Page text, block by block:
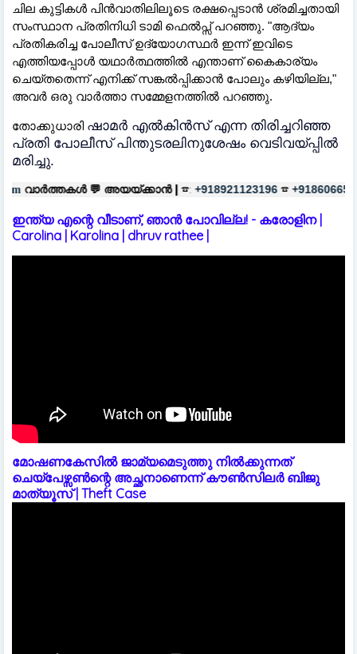
ചില കുട്ടികൾ പിൻവാതിലിലൂടെ രക്ഷപ്പെടാൻ ശ്രമിച്ചതായി
സംസ്ഥാന പ്രതിനിധി ടാമി ഫെൽപ്സ് പറഞ്ഞു. "ആദ്യം
പ്രതികരിച്ച പോലീസ് ഉദ്യോഗസ്ഥർ ഇന്ന് ഇവിടെ
എത്തിയപ്പോൾ യഥാർത്ഥത്തിൽ എന്താണ് കൈകാര്യം
ചെയ്തതെന്ന് എനിക്ക് സങ്കൽപ്പിക്കാൻ പോലും കഴിയില്ല,"
അവർ ഒരു വാർത്താ സമ്മേളനത്തിൽ പറഞ്ഞു.
തോക്കുധാരി ഷാമർ എൽകിൻസ് എന്ന തിരിച്ചറിഞ്ഞ
പ്രതി പോലീസ് പിന്തുടരലിനുശേഷം വെടിവയ്പ്പിൽ
മരിച്ചു.
അയയ്ക്കാൻ | ☎: +918921123196 ☎ +918606657037
ഇന്ത്യ എന്റെ വീടാണ്, ഞാൻ പോവില്ല! - കരോളിന |
Carolina | Karolina | dhruv rathee |
മോഷണകേസിൽ ജാമ്യമെടുത്തു നിൽക്കുന്നത്
ചെയ്പേഴ്സൺന്റെ അച്ഛനാണെന്ന് കൗൺസിലർ ബിജു
മാത്യൂസ് | Theft Case